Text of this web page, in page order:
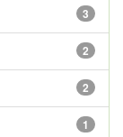
3
2
2
1